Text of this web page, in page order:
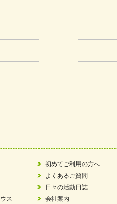
た
ス
初めてご利用の方へ
よくあるご質問
日々の活動日誌
会社案内